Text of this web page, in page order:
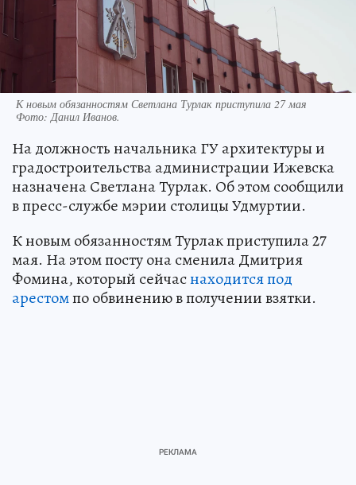
К новым обязанностям Светлана Турлак приступила 27 мая
Фото: Данил Иванов.
На должность начальника ГУ архитектуры и
градостроительства администрации Ижевска
назначена Светлана Турлак. Об этом сообщили
в пресс-службе мэрии столицы Удмуртии.
К новым обязанностям Турлак приступила 27
мая. На этом посту она сменила Дмитрия
Фомина, который сейчаснаходится под
арестомпо обвинению в получении взятки.